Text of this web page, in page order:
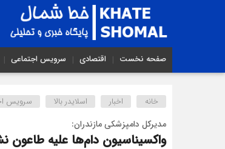
صفحه نخست اقتصادی سرویس اجتماعی
خانه اخبار اسلایدر بالا سرویس
مدیرکل دامپزشکی مازندران:
واکسیناسیون دام‌ها علیه طاعون